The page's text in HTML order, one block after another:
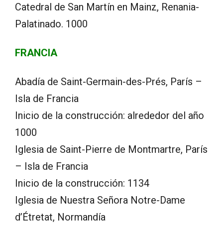
Catedral de San Martín en Mainz, Renania-
Palatinado. 1000
FRANCIA
Abadía de Saint-Germain-des-Prés, París –
Isla de Francia
Inicio de la construcción: alrededor del año
1000
Iglesia de Saint-Pierre de Montmartre, París
– Isla de Francia
Inicio de la construcción: 1134
Iglesia de Nuestra Señora Notre-Dame
d’Étretat, Normandía